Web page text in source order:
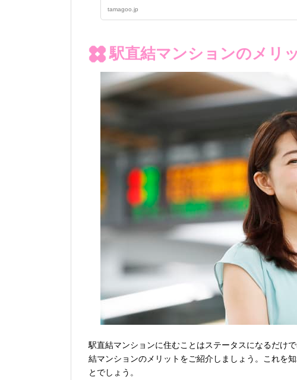
tamagoo.jp
駅直結マンションのメリ
駅直結マンションに住むことはステータスになるだけ
結マンションのメリットをご紹介しましょう。これを
とでしょう。